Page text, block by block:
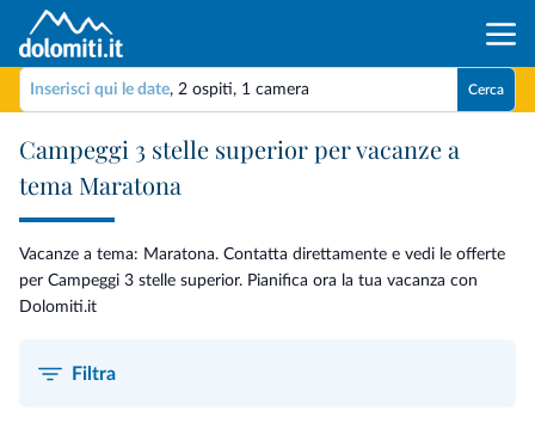
Inserisci qui le date, 2 ospiti, 1 camera Cerca
Campeggi 3 stelle superior per vacanze a
tema Maratona
Vacanze a tema: Maratona. Contatta direttamente e vedi le offerte
per Campeggi 3 stelle superior. Pianifica ora la tua vacanza con
Dolomiti.it
Filtra